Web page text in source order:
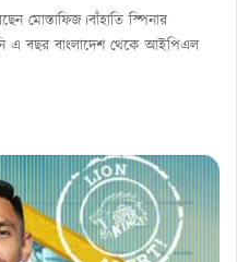
মোস্তাফিজ।বাঁহাতি স্পিনার
এ বছর বাংলাদেশ থেকে আইপিএল